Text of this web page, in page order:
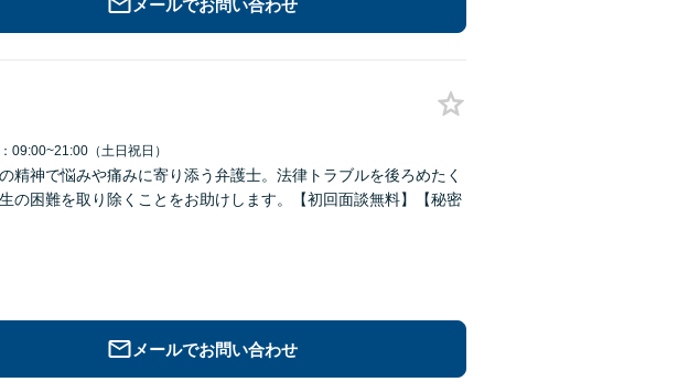
メールでお問い合わせ
09:00~21:00（土日祝日）
精神で悩みや痛みに寄り添う弁護士。法律トラブルを後ろめたく
の困難を取り除くことをお助けします。【初回面談無料】【秘密
メールでお問い合わせ